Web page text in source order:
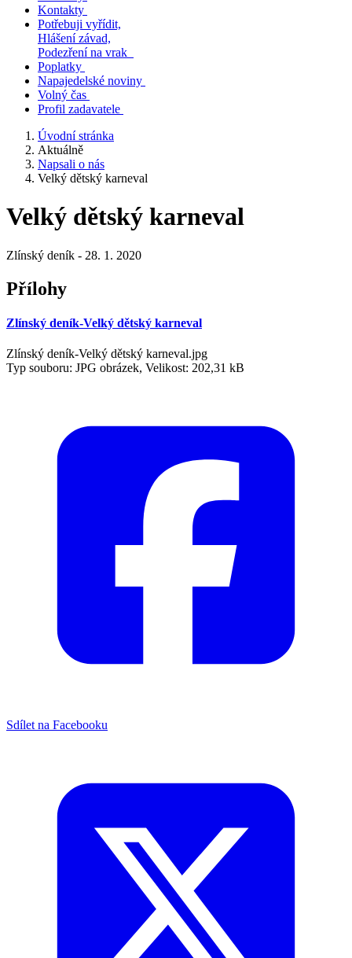
Kontakty
Potřebuji vyřídit,
Hlášení závad,
Podezření na vrak
Poplatky
Napajedelské noviny
Volný čas
Profil zadavatele
Úvodní stránka
Aktuálně
Napsali o nás
Velký dětský karneval
Velký dětský karneval
Zlínský deník - 28. 1. 2020
Přílohy
Zlínský deník-Velký dětský karneval
Zlínský deník-Velký dětský karneval.jpg
Typ souboru: JPG obrázek, Velikost: 202,31 kB
Sdílet na Facebooku